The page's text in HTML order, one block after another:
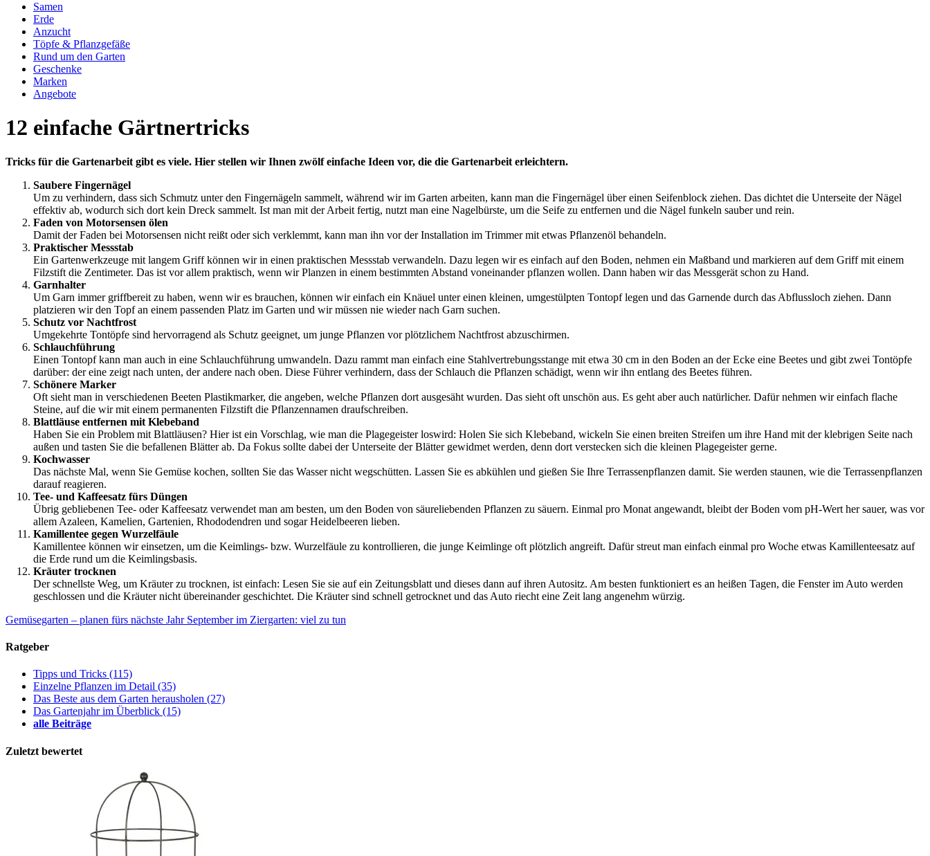
Samen
Erde
Anzucht
Töpfe & Pflanzgefäße
Rund um den Garten
Geschenke
Marken
Angebote
12 einfache Gärtnertricks
Tricks für die Gartenarbeit gibt es viele. Hier stellen wir Ihnen zwölf einfache Ideen vor, die die Gartenarbeit erleichtern.
Saubere Fingernägel
Um zu verhindern, dass sich Schmutz unter den Fingernägeln sammelt, während wir im Garten arbeiten, kann man die Fingernägel über einen Seifenblock ziehen. Das dichtet die Unterseite der Nägel
effektiv ab, wodurch sich dort kein Dreck sammelt. Ist man mit der Arbeit fertig, nutzt man eine Nagelbürste, um die Seife zu entfernen und die Nägel funkeln sauber und rein.
Faden von Motorsensen ölen
Damit der Faden bei Motorsensen nicht reißt oder sich verklemmt, kann man ihn vor der Installation im Trimmer mit etwas Pflanzenöl behandeln.
Praktischer Messstab
Ein Gartenwerkzeuge mit langem Griff können wir in einen praktischen Messstab verwandeln. Dazu legen wir es einfach auf den Boden, nehmen ein Maßband und markieren auf dem Griff mit einem
Filzstift die Zentimeter. Das ist vor allem praktisch, wenn wir Planzen in einem bestimmten Abstand voneinander pflanzen wollen. Dann haben wir das Messgerät schon zu Hand.
Garnhalter
Um Garn immer griffbereit zu haben, wenn wir es brauchen, können wir einfach ein Knäuel unter einen kleinen, umgestülpten Tontopf legen und das Garnende durch das Abflussloch ziehen. Dann
platzieren wir den Topf an einem passenden Platz im Garten und wir müssen nie wieder nach Garn suchen.
Schutz vor Nachtfrost
Umgekehrte Tontöpfe sind hervorragend als Schutz geeignet, um junge Pflanzen vor plötzlichem Nachtfrost abzuschirmen.
Schlauchführung
Einen Tontopf kann man auch in eine Schlauchführung umwandeln. Dazu rammt man einfach eine Stahlvertrebungsstange mit etwa 30 cm in den Boden an der Ecke eine Beetes und gibt zwei Tontöpfe
darüber: der eine zeigt nach unten, der andere nach oben. Diese Führer verhindern, dass der Schlauch die Pflanzen schädigt, wenn wir ihn entlang des Beetes führen.
Schönere Marker
Oft sieht man in verschiedenen Beeten Plastikmarker, die angeben, welche Pflanzen dort ausgesäht wurden. Das sieht oft unschön aus. Es geht aber auch natürlicher. Dafür nehmen wir einfach flache
Steine, auf die wir mit einem permanenten Filzstift die Pflanzennamen draufschreiben.
Blattläuse entfernen mit Klebeband
Haben Sie ein Problem mit Blattläusen? Hier ist ein Vorschlag, wie man die Plagegeister loswird: Holen Sie sich Klebeband, wickeln Sie einen breiten Streifen um ihre Hand mit der klebrigen Seite nach
außen und tasten Sie die befallenen Blätter ab. Da Fokus sollte dabei der Unterseite der Blätter gewidmet werden, denn dort verstecken sich die kleinen Plagegeister gerne.
Kochwasser
Das nächste Mal, wenn Sie Gemüse kochen, sollten Sie das Wasser nicht wegschütten. Lassen Sie es abkühlen und gießen Sie Ihre Terrassenpflanzen damit. Sie werden staunen, wie die Terrassenpflanzen
darauf reagieren.
Tee- und Kaffeesatz fürs Düngen
Übrig gebliebenen Tee- oder Kaffeesatz verwendet man am besten, um den Boden von säureliebenden Pflanzen zu säuern. Einmal pro Monat angewandt, bleibt der Boden vom pH-Wert her sauer, was vor
allem Azaleen, Kamelien, Gartenien, Rhododendren und sogar Heidelbeeren lieben.
Kamillentee gegen Wurzelfäule
Kamillentee können wir einsetzen, um die Keimlings- bzw. Wurzelfäule zu kontrollieren, die junge Keimlinge oft plötzlich angreift. Dafür streut man einfach einmal pro Woche etwas Kamillenteesatz auf
die Erde rund um die Keimlingsbasis.
Kräuter trocknen
Der schnellste Weg, um Kräuter zu trocknen, ist einfach: Lesen Sie sie auf ein Zeitungsblatt und dieses dann auf ihren Autositz. Am besten funktioniert es an heißen Tagen, die Fenster im Auto werden
geschlossen und die Kräuter nicht übereinander geschichtet. Die Kräuter sind schnell getrocknet und das Auto riecht eine Zeit lang angenehm würzig.
Gemüsegarten – planen fürs nächste Jahr September im Ziergarten: viel zu tun
Ratgeber
Tipps und Tricks (115)
Einzelne Pflanzen im Detail (35)
Das Beste aus dem Garten herausholen (27)
Das Gartenjahr im Überblick (15)
alle Beiträge
Zuletzt bewertet